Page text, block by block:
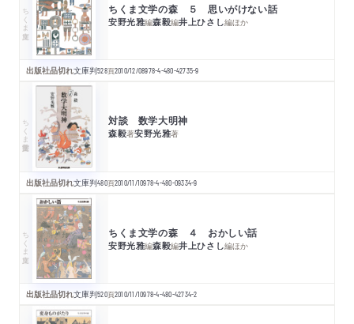
ちくま文庫 ちくま文学の森 ５ 思いがけない話
安野光雅編森毅編井上ひさし編ほか
出版社品切れ文庫判528頁2010/12/08978-4-480-42735-9
ちくま学芸文庫 対談 数学大明神
森毅著安野光雅著
出版社品切れ文庫判480頁2010/11/10978-4-480-09334-9
ちくま文庫 ちくま文学の森 ４ おかしい話
安野光雅編森毅編井上ひさし編ほか
出版社品切れ文庫判520頁2010/11/10978-4-480-42734-2